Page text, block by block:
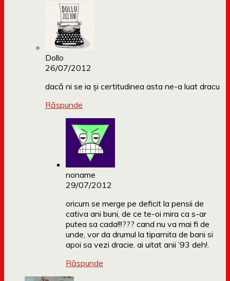
Dollo
26/07/2012
dacă ni se ia și certitudinea asta ne-a luat dracu
Răspunde
noname
29/07/2012
oricum se merge pe deficit la pensii de
cativa ani buni, de ce te-oi mira ca s-ar
putea sa cada!!!??? cand nu va mai fi de
unde, vor da drumul la tiparnita de bani si
apoi sa vezi dracie. ai uitat anii ’93 deh!.
Răspunde